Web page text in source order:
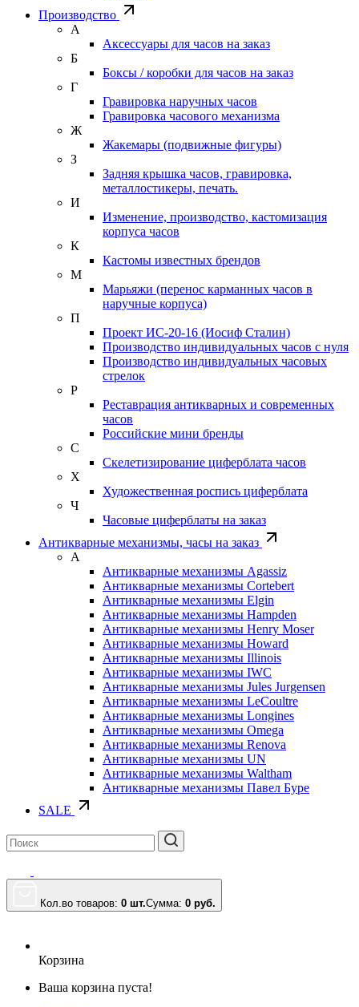
Производство
А
Аксессуары для часов на заказ
Б
Боксы / коробки для часов на заказ
Г
Гравировка наручных часов
Гравировка часового механизма
Ж
Жакемары (подвижные фигуры)
З
Задняя крышка часов, гравировка,
металлостикеры, печать.
И
Изменение, производство, кастомизация
корпуса часов
К
Кастомы известных брендов
М
Марьяжи (перенос карманных часов в
наручные корпуса)
П
Проект ИС-20-16 (Иосиф Сталин)
Производство индивидуальных часов с нуля
Производство индивидуальных часовых
стрелок
Р
Реставрация антикварных и современных
часов
Российские мини бренды
С
Скелетизирование циферблата часов
Х
Художественная роспись циферблата
Ч
Часовые циферблаты на заказ
Антикварные механизмы, часы на заказ
А
Антикварные механизмы Agassiz
Антикварные механизмы Cortebert
Антикварные механизмы Elgin
Антикварные механизмы Hampden
Антикварные механизмы Henry Moser
Антикварные механизмы Howard
Антикварные механизмы Illinois
Антикварные механизмы IWC
Антикварные механизмы Jules Jurgensen
Антикварные механизмы LeCoultre
Антикварные механизмы Longines
Антикварные механизмы Omega
Антикварные механизмы Renova
Антикварные механизмы UN
Антикварные механизмы Waltham
Антикварные механизмы Павел Буре
SALE
Кол.во товаров: 0 шт.Сумма: 0 руб.
Корзина
Ваша корзина пуста!